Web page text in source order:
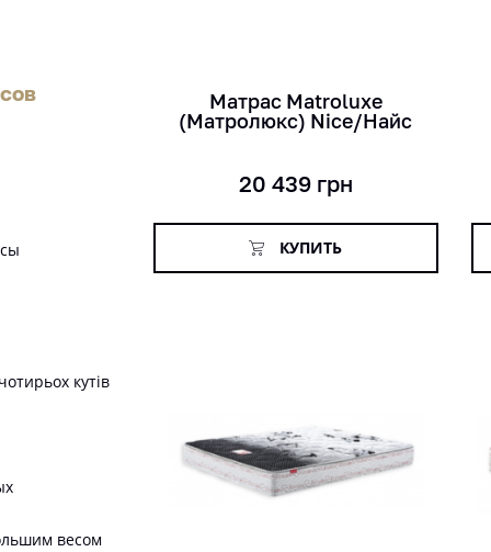
Матраc Matroluxe
(Матролюкс) Nice/Найс
20 439грн
КУПИТЬ
кутів
весом